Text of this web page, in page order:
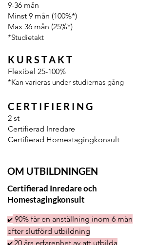
9-36 mån
Minst 9 mån (100%*)
Max 36 mån (25%*)
*Studietakt
KURSTAKT
Flexibel 25-100%
*Kan varieras under studiernas gång
CERTIFIERING
2 st
Certifierad Inredare
Certifierad Homestagingkonsult
OM UTBILDNINGEN
Certifierad Inredare och
Homestagingkonsult
✔️ 90% får en anställning inom 6 mån
efter slutförd utbildning
✔️ 20 års erfarenhet av att utbilda